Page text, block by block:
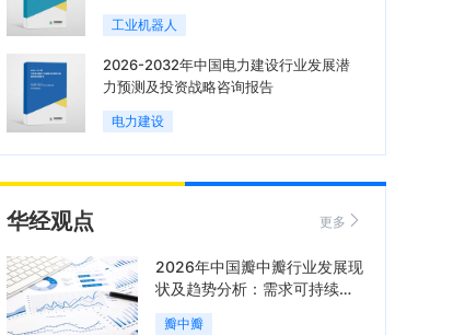
工业机器人
2026-2032年中国电力建设行业发展潜
力预测及投资战略咨询报告
电力建设
华经观点 更多
2026年中国瓣中瓣行业发展现
状及趋势分析：需求可持续释
放，市场发展前景良好「图」
瓣中瓣